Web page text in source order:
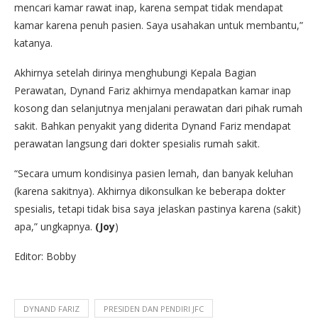
mencari kamar rawat inap, karena sempat tidak mendapat
kamar karena penuh pasien. Saya usahakan untuk membantu,”
katanya.
Akhirnya setelah dirinya menghubungi Kepala Bagian
Perawatan, Dynand Fariz akhirnya mendapatkan kamar inap
kosong dan selanjutnya menjalani perawatan dari pihak rumah
sakit. Bahkan penyakit yang diderita Dynand Fariz mendapat
perawatan langsung dari dokter spesialis rumah sakit.
“Secara umum kondisinya pasien lemah, dan banyak keluhan
(karena sakitnya). Akhirnya dikonsulkan ke beberapa dokter
spesialis, tetapi tidak bisa saya jelaskan pastinya karena (sakit)
apa,” ungkapnya. (Joy)
Editor: Bobby
DYNAND FARIZ PRESIDEN DAN PENDIRI JFC